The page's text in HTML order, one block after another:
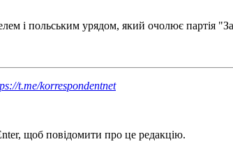
і польським урядом, який очолює партія
t.me/korrespondentnet
щоб повідомити про це редакцію.